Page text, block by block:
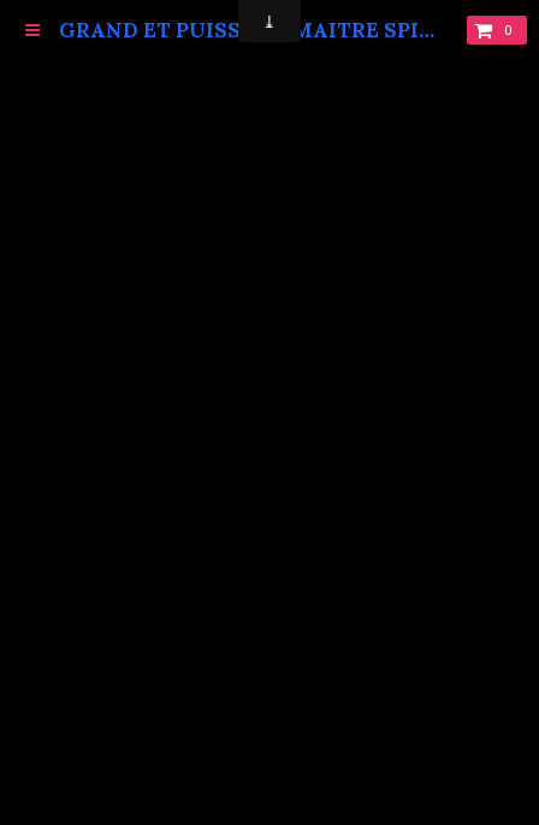
GRAND ET PUISSANT MAITRE SPIRITUEL MARABOUT VAUDOU KOKOUVI.TEL: +229 68619086. 0